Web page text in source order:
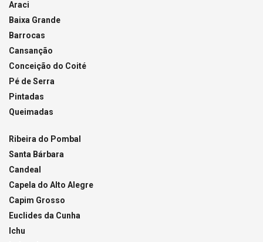
Araci
Baixa Grande
Barrocas
Cansanção
Conceição do Coité
Pé de Serra
Pintadas
Queimadas
Ribeira do Pombal
Santa Bárbara
Candeal
Capela do Alto Alegre
Capim Grosso
Euclides da Cunha
Ichu